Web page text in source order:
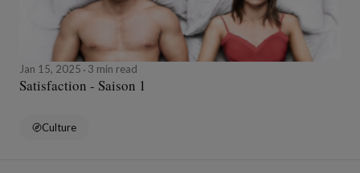
Jan 15, 2025 3 min read
Satisfaction - Saison 1
Culture